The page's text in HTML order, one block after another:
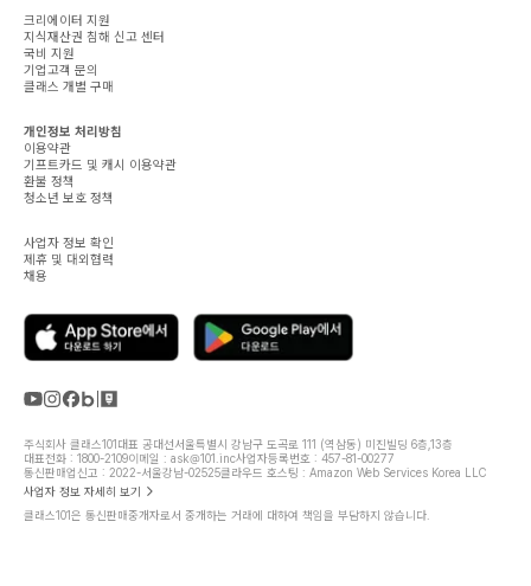
크리에이터 지원
지식재산권 침해 신고 센터
국비 지원
기업고객 문의
클래스 개별 구매
개인정보 처리방침
이용약관
기프트카드 및 캐시 이용약관
환불 정책
청소년 보호 정책
사업자 정보 확인
제휴 및 대외협력
채용
주식회사 클래스101 대표 공대선서울특별시 강남구 도곡로 111 (역삼동) 미진빌딩 6층,13층
대표전화 : 1800-2109이메일 : ask@101.inc사업자등록번호 : 457-81-00277
통신판매업신고 : 2022-서울강남-02525클라우드 호스팅 : Amazon Web Services Korea LLC
사업자 정보 자세히 보기
클래스101은 통신판매중개자로서 중개하는 거래에 대하여 책임을 부담하지 않습니다.